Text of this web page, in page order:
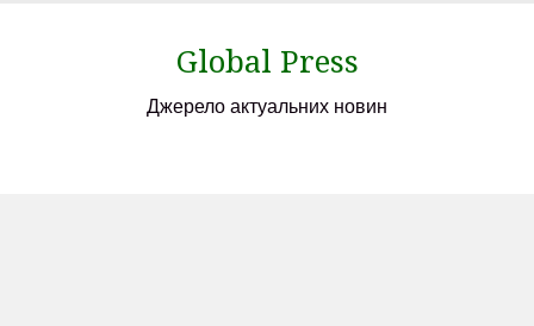
Global Press
Джерело актуальних новин